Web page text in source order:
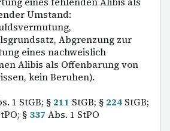
Umstand:
Abgrenzung zur
eines nachweislich
Alibis als Offenbarung von
kein Beruhen).
1 StGB; § 211 StGB; § 224 StGB;
§ 337 Abs. 1 StPO